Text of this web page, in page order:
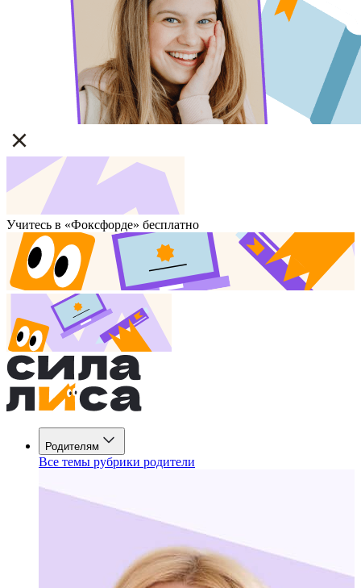
Учитесь в «Фоксфорде» бесплатно
Родителям
Все темы рубрики родители